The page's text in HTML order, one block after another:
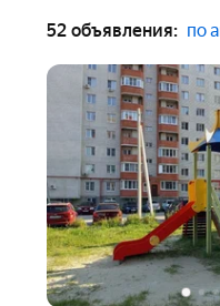
52 объявления: по